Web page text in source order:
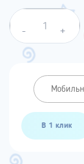
Quantity
-
+
В 1 клик